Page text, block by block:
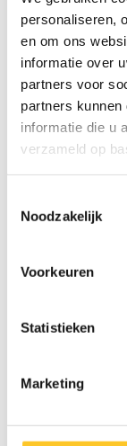
personaliseren,
en om ons
informatie over
partners voor
partners
informatie die u
verzameld op
Noodzakelijk
Voorkeuren
Statistieken
Marketing
rijcomfort.
te bedienen
Kwaliteit &
veel waarde
in
die
producten
draait niet
een betere
volgens de